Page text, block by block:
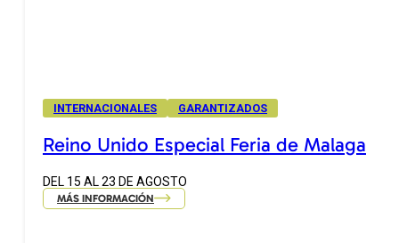
INTERNACIONALES GARANTIZADOS
Reino Unido Especial Feria de Malaga
DEL 15 AL 23 DE AGOSTO
MÁS INFORMACIÓN